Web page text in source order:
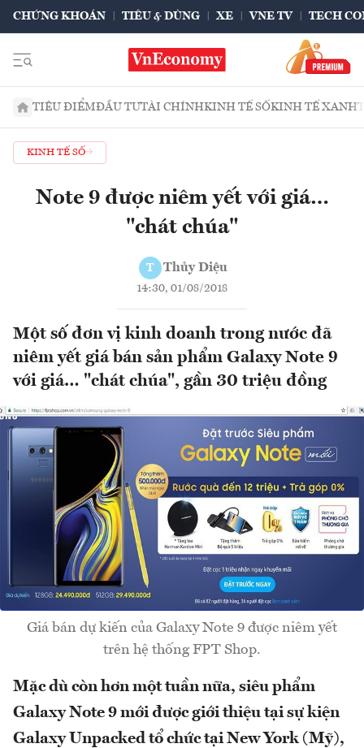
CHỨNG KHOÁN TIÊU & DÙNG XE VNE TV TECH
TIÊU ĐIỂMĐẦU TƯTÀI CHÍNHKINH TẾ SỐKINH TẾ XANH
KINH TẾ SỐ
Note 9 được niêm yết với giá…
"chát chúa"
T Thủy Diệu
14:30, 01/08/2018
Một số đơn vị kinh doanh trong nước đã
niêm yết giá bán sản phẩm Galaxy Note 9
với giá… "chát chúa", gần 30 triệu đồng
Giá bán dự kiến của Galaxy Note 9 được niêm yết
trên hệ thống FPT Shop.
Mặc dù còn hơn một tuần nữa, siêu phẩm
Galaxy Note 9 mới được giới thiệu tại sự kiện
Galaxy Unpacked tổ chức tại New York (Mỹ),